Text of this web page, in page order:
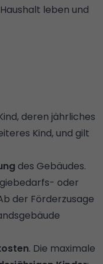
leben und
deren jährliches
Kind, und gilt
des Gebäudes.
oder
der Förderzusage
. Die maximale